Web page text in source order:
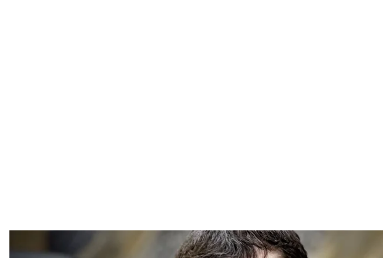
Глава парламента Чеченской республики россии Магомед Даудов